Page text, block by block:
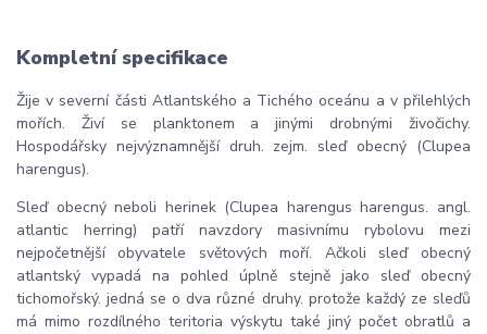
Kompletní specifikace
Žije v severní části Atlantského a Tichého oceánu a v přilehlých
mořích. Živí se planktonem a jinými drobnými živočichy.
Hospodářsky nejvýznamnější druh. zejm. sleď obecný (Clupea
harengus).
Sleď obecný neboli herinek (Clupea harengus harengus. angl.
atlantic herring) patří navzdory masivnímu rybolovu mezi
nejpočetnější obyvatele světových moří. Ačkoli sleď obecný
atlantský vypadá na pohled úplně stejně jako sleď obecný
tichomořský. jedná se o dva různé druhy. protože každý ze sleďů
má mimo rozdílného teritoria výskytu také jiný počet obratlů a